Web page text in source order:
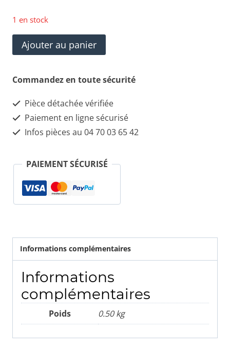
1 en stock
quantité
de
Éclairage
central
d'occasion
159
Ajouter au panier
Commandez en toute sécurité
Pièce détachée vérifiée
Paiement en ligne sécurisé
Infos pièces au 04 70 03 65 42
PAIEMENT SÉCURISÉ
Informations complémentaires
Informations
complémentaires
Poids 0.50 kg